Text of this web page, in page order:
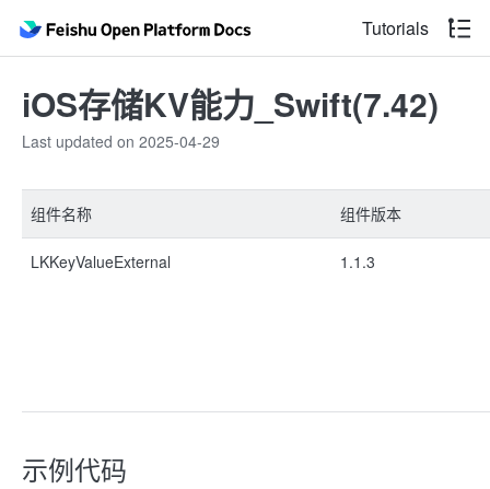
Tutorials
iOS存储KV能力_Swift(7.42)
Last updated on 2025-04-29
组件名称 组件版本
LKKeyValueExternal 1.1.3
示例代码